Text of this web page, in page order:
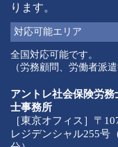
ります。
対応可能エリア
全国対応可能です。
（労務顧問、労働者派遣
アントレ社会保険労
士事務所
［東京オフィス］〒
レジデンシャル255号